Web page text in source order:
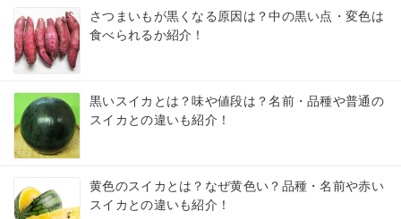
さつまいもが黒くなる原因は？中の黒い点・変色は
食べられるか紹介！
黒いスイカとは？味や値段は？名前・品種や普通の
スイカとの違いも紹介！
黄色のスイカとは？なぜ黄色い？品種・名前や赤い
スイカとの違いも紹介！